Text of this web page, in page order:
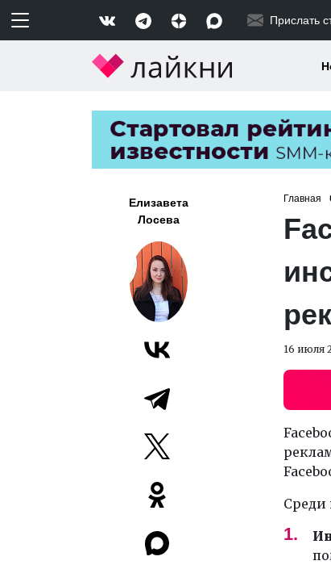
Прислать
Елизавета
Лосева
Главная
16 июля
Среди